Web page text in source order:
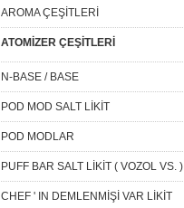
AROMA ÇEŞİTLERİ
ATOMİZER ÇEŞİTLERİ
N-BASE / BASE
POD MOD SALT LİKİT
POD MODLAR
PUFF BAR SALT LİKİT ( VOZOL VS. )
CHEF ' IN DEMLENMİŞİ VAR LİKİT